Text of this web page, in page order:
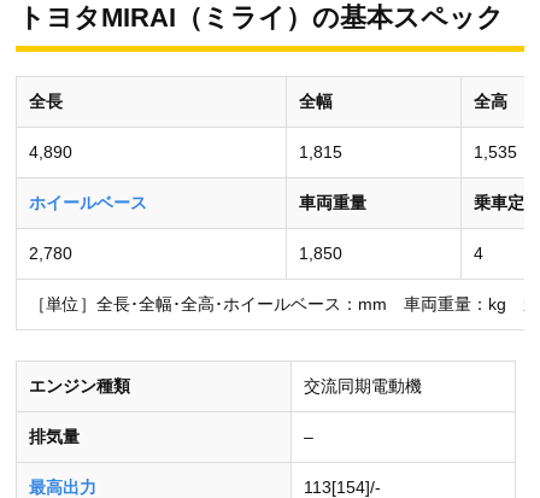
トヨタMIRAI（ミライ）の基本スペック
全長 全幅 全高
4,890 1,815 1,535
ホイールベース 車両重量 乗車定員
2,780 1,850 4
［単位］全長･全幅･全高･ホイールベース：mm 車両重量：kg
エンジン種類 交流同期電動機
排気量 –
最高出力 113[154]/-